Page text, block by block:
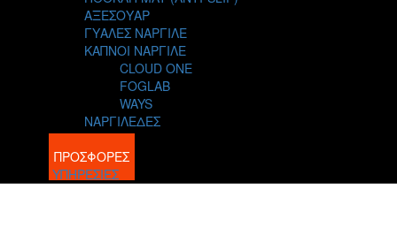
ΑΞΕΣΟΥΑΡ
ΓΥΑΛΕΣ ΝΑΡΓΙΛΕ
ΚΑΠΝΟΙ ΝΑΡΓΙΛΕ
CLOUD ONE
FOGLAB
WAYS
ΝΑΡΓΙΛΕΔΕΣ
BLOG
ΠΡΟΣΦΟΡΕΣ
ΥΠΗΡΕΣΙΕΣ